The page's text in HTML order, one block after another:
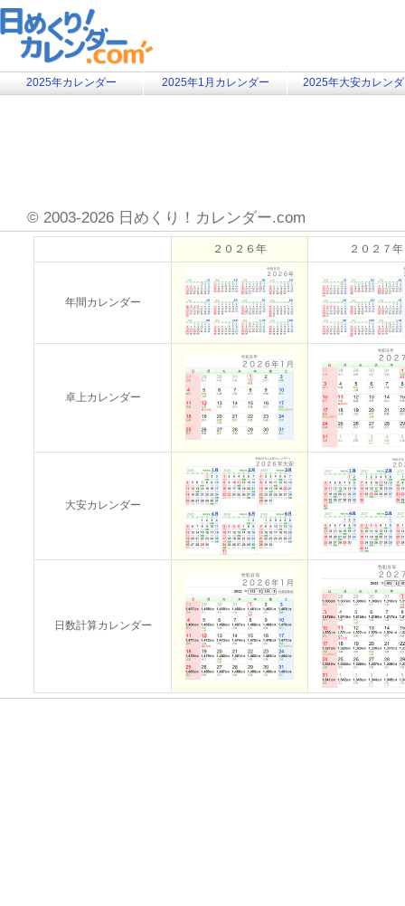
2025年カレンダー 2025年1月カレンダー 2025年大安カレン
© 2003-2026 日めくり！カレンダー.com
２０２６年 ２０２７年
年間カレンダー
卓上カレンダー
大安カレンダー
日数計算カレンダー